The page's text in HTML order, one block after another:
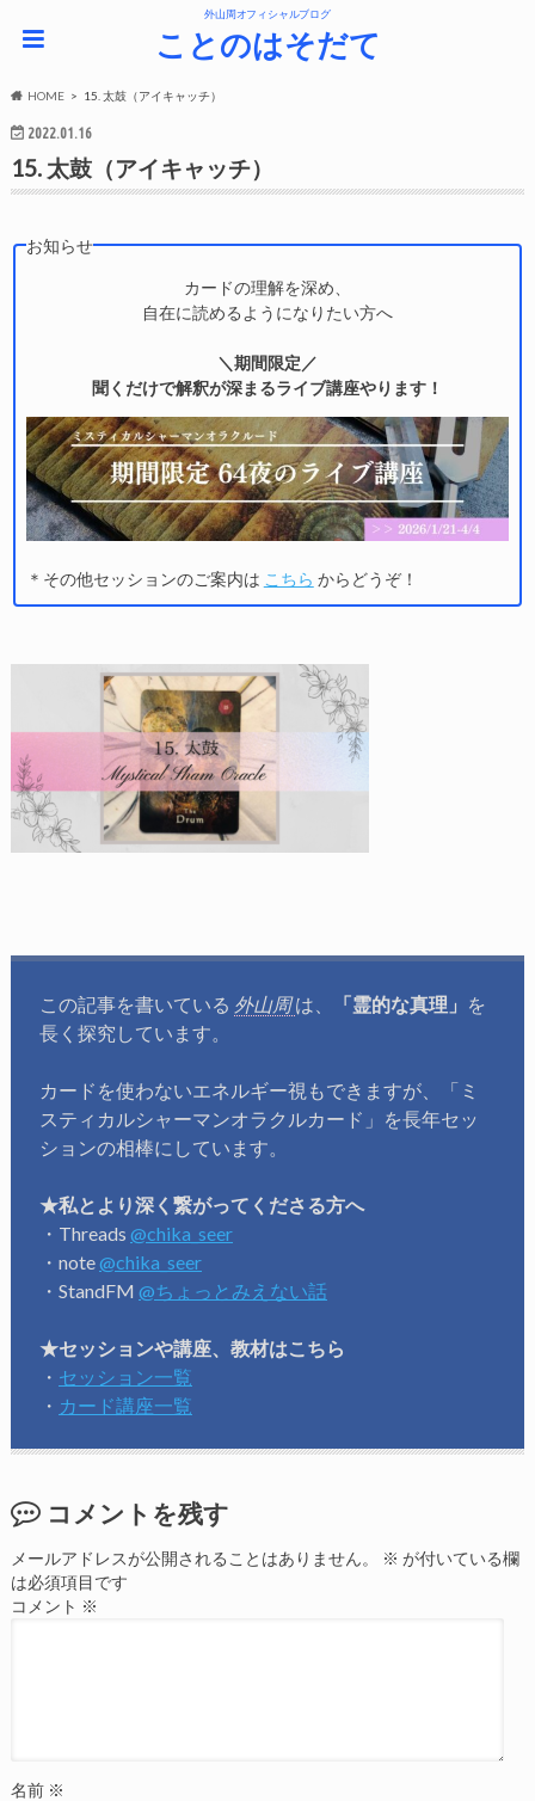
外山周オフィシャルブログ
ことのはそだて
HOME 15. 太鼓（アイキャッチ）
2022.01.16
15. 太鼓（アイキャッチ）
お知らせ
カードの理解を深め、
自在に読めるようになりたい方へ
＼期間限定／
聞くだけで解釈が深まるライブ講座やります！
＊その他セッションのご案内は こちら からどうぞ！
この記事を書いている 外山周は、 「霊的な真理」 を
長く探究しています。
カードを使わないエネルギー視もできますが、「ミ
スティカルシャーマンオラクルカード」を長年セッ
ションの相棒にしています。
★私とより深く繋がってくださる方へ
・Threads @chika_seer
・note @chika_seer
・StandFM @ちょっとみえない話
★セッションや講座、教材はこちら
・ セッション一覧
・ カード講座一覧
コメントを残す
メールアドレスが公開されることはありません。 ※ が付いている欄
は必須項目です
コメント ※
名前 ※